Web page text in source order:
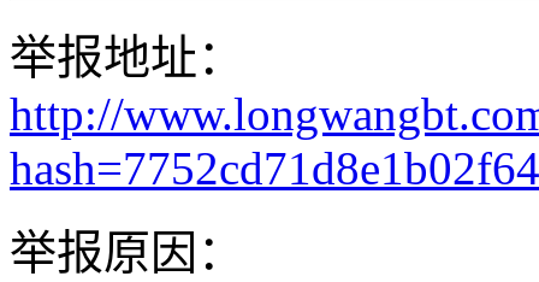
举报地址：
http://
举报原因：